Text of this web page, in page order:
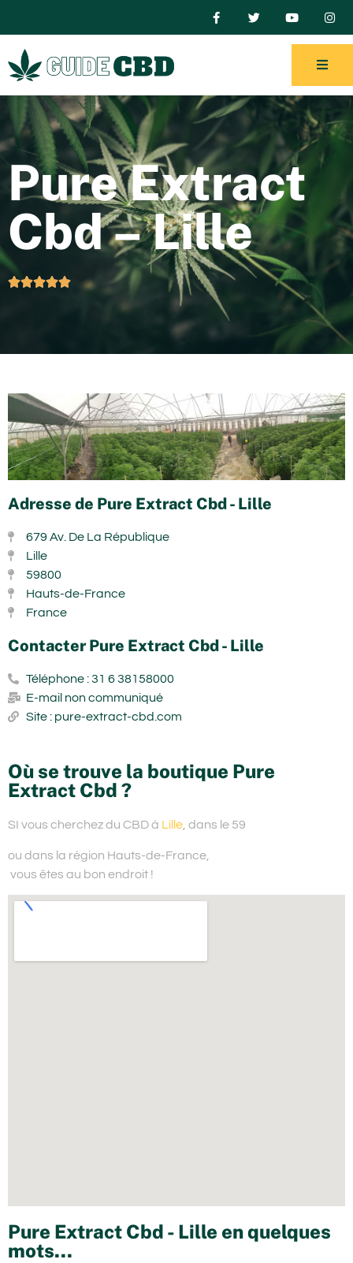
Pure Extract
Cbd – Lille

Adresse de Pure Extract Cbd - Lille
679 Av. De La République
Lille
59800
Hauts-de-France
France
Contacter Pure Extract Cbd - Lille
Téléphone : 31 6 38158000
E-mail non communiqué
Site : pure-extract-cbd.com
Où se trouve la boutique Pure
Extract Cbd ?
SI vous cherchez du CBD à Lille, dans le 59
ou dans la région Hauts-de-France,
vous êtes au bon endroit !
Pure Extract Cbd - Lille en quelques
mots...